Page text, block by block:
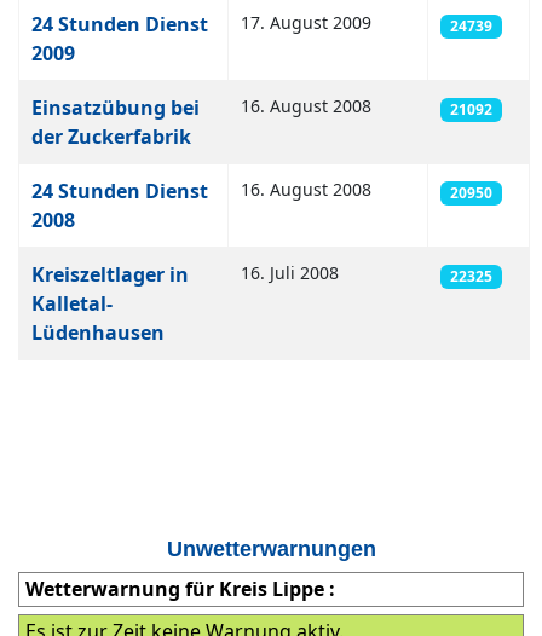
24 Stunden Dienst
2009
17. August 2009 24739
Einsatzübung bei
der Zuckerfabrik
16. August 2008 21092
24 Stunden Dienst
2008
16. August 2008 20950
Kreiszeltlager in
Kalletal-
Lüdenhausen
16. Juli 2008 22325
Unwetterwarnungen
Wetterwarnung für Kreis Lippe :